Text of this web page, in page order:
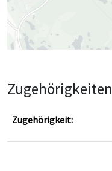
Zugehörigkeiten
Zugehörigkeit: